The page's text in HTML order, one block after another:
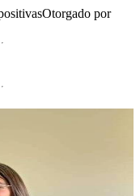
Otorgado por